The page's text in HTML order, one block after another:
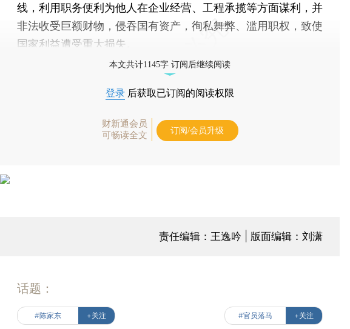
线，利用职务便利为他人在企业经营、工程承揽等方面谋利，并
非法收受巨额财物，侵吞国有资产，徇私舞弊、滥用职权，致使
国家利益遭受重大损失。
本文共计1145字 订阅后继续阅读
登录 后获取已订阅的阅读权限
财新通会员
可畅读全文
订阅/会员升级
责任编辑：王逸吟 | 版面编辑：刘潇
话题：
#陈家东 +关注 #官员落马 +关注